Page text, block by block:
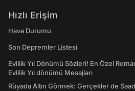
Hızlı Erişim
Hava Durumu
Son Depremler Listesi
Evlilik Yıl Dönümü Sözleri! En Özel
Evlilik Yıl dönümü Mesajları
Rüyada Altın Görmek: Gerçekler de